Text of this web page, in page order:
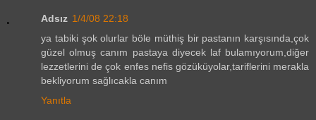
Adsız 1/4/08 22:18
ya tabiki şok olurlar böle müthiş bir pastanın karşısında,çok
güzel olmuş canım pastaya diyecek laf bulamıyorum,diğer
lezzetlerini de çok enfes nefis gözüküyolar,tariflerini merakla
bekliyorum sağlıcakla canım
Yanıtla